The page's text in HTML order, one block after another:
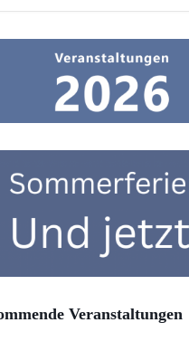
Veranstaltungen